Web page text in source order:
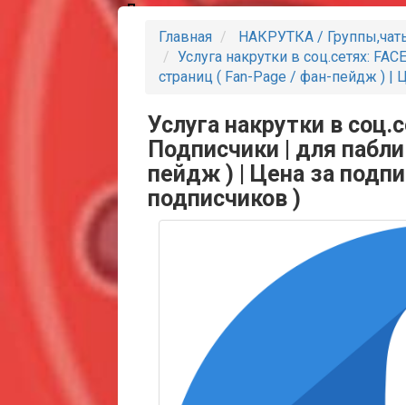
Партнеры
Главная
НАКРУТКА /
Услуга накрутки в соц.сетях:
страниц ( Fan-Page / фан-пейдж ) |
Услуга накрутки в
Подписчики | для
пейдж ) | Цена за
подписчиков )